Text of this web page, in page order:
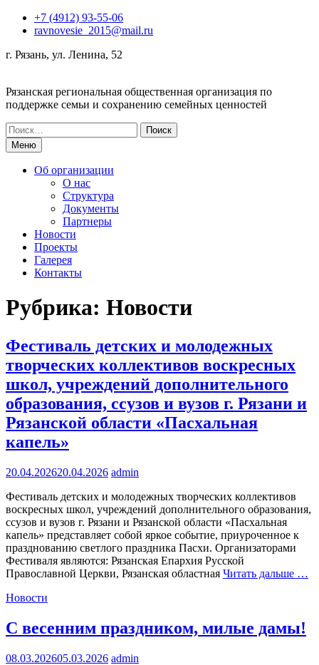
Перейти+7 (4912) 93-55-06
ravnovesie_2015@mail.ru
г. Рязань, ул. Ленина, 52
Рязанская региональная общественная организация по
поддержке семьи и сохранению семейных ценностей
Поиск
по:Меню
Об организации
О нас
Структура
Документы
Партнеры
Новости
Проекты
Галерея
Контакты
Рубрика: Новости
Фестиваль детских и молодежных
творческих коллективов воскресных
школ, учреждений дополнительного
образования, ссузов и вузов г. Рязани и
Рязанской области «Пасхальная
капель»
20.04.202620.04.2026 admin
Фестиваль детских и молодежных творческих коллективов
воскресных школ, учреждений дополнительного образования,
ссузов и вузов г. Рязани и Рязанской области «Пасхальная
капель» представляет собой яркое событие, приуроченное к
празднованию светлого праздника Пасхи. Организаторами
Фестиваля являются: Рязанская Епархия Русской
Православной Церкви, Рязанская областная Читать дальше …
Новости
С весенним праздником, милые дамы!
08.03.202605.03.2026 admin